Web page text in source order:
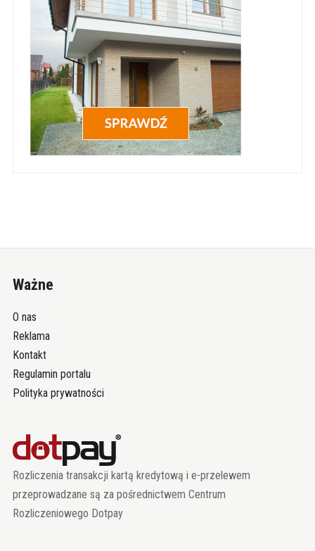
Ważne
O nas
Reklama
Kontakt
Regulamin portalu
Polityka prywatności
Rozliczenia transakcji kartą kredytową i e-przelewem
przeprowadzane są za pośrednictwem Centrum
Rozliczeniowego Dotpay